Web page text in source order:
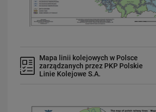
Mapa linii kolejowych w Polsce
zarządzanych przez PKP Polskie
Linie Kolejowe S.A.